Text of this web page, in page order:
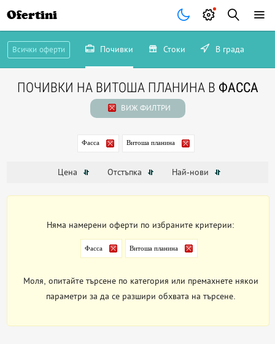
Ofertini
Всички оферти Почивки Стоки В града
ПОЧИВКИ НА ВИТОША ПЛАНИНА В ФАССА
ВИЖ ФИЛТРИ
Фасса Витоша планина
Цена Отстъпка Най-нови
Няма намерени оферти по избраните критерии:
Фасса Витоша планина
Моля, опитайте търсене по категория или премахнете някои
параметри за да се разшири обхвата на търсене.